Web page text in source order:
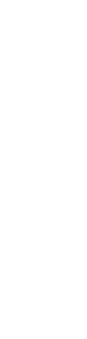
se
či
u moře,
z čerstvých
zajištěno